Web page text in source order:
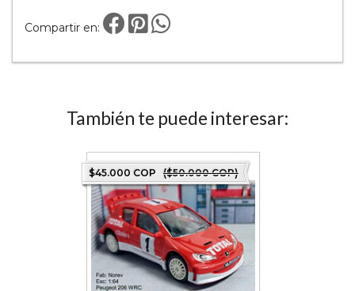
Compartir en:
También te puede interesar:
$45.000 COP ($50.000 COP)